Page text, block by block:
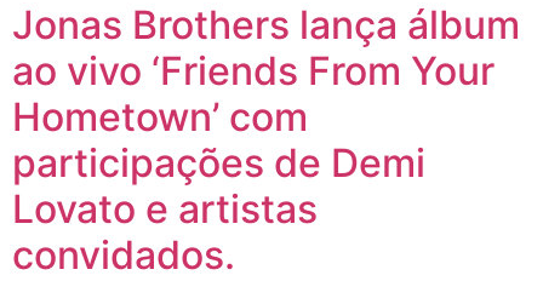
Jonas Brothers lança álbum
ao vivo ‘Friends From Your
Hometown’ com
participações de Demi
Lovato e artistas
convidados.